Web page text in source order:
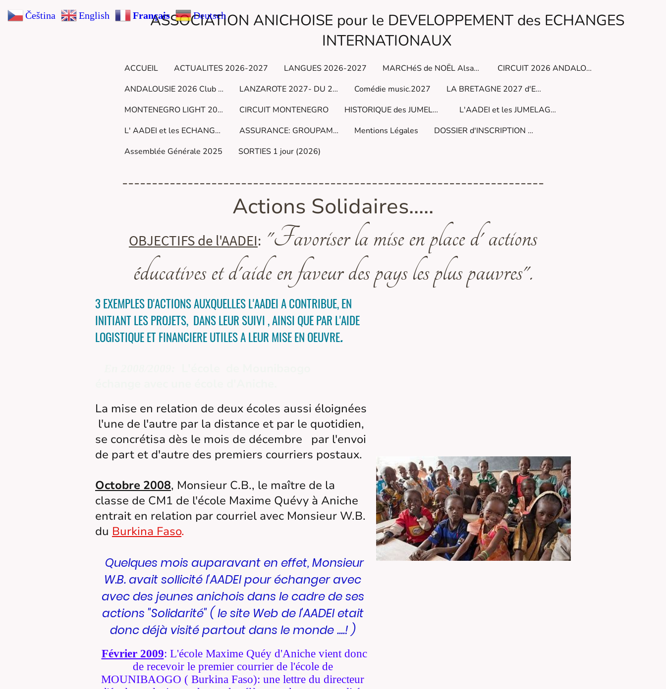
ASSOCIATION ANICHOISE pour le DEVELOPPEMENT des ECHANGES
INTERNATIONAUX
ACCUEIL ACTUALITES 2026-2027 LANGUES 2026-2027 MARCHéS de NOËL Alsaciens
CIRCUIT 2026 ANDALOUSIE
ANDALOUSIE 2026 Club Marmara
LANZAROTE 2027- DU 23 au 30 JAN Comédie music.2027
LA BRETAGNE 2027 d'EST en OUEST
MONTENEGRO LIGHT 2027
CIRCUIT MONTENEGRO HISTORIQUE des JUMELAGES du début à cejour
L'AADEI et les JUMELAGES
L' AADEI et les ECHANGES INTERNATIONAUX
ASSURANCE: GROUPAMA COHESION ARCANGE Mentions Légales
DOSSIER d'INSCRIPTION à l'AADEI ( à imprimer)
Assemblée Générale 2025
SORTIES 1 jour (2026)
3 EXEMPLES D'ACTIONS AUXQUELLES L'AADEI A CONTRIBUE, EN
INITIANT LES PROJETS, DANS LEUR SUIVI , AINSI QUE PAR L'AIDE
LOGISTIQUE ET FINANCIERE UTILES A LEUR MISE EN OEUVRE.
La mise en relation de deux écoles aussi éloignées
l'une de l'autre par la distance et par le quotidien,
se concrétisa dès le mois de décembre par l'envoi
de part et d'autre des premiers courriers postaux.
Octobre 2008, Monsieur C.B., le maître de la
classe de CM1 de l'école Maxime Quévy à Aniche
entrait en relation par courriel avec Monsieur W.B.
du Burkina Faso.
Quelques mois auparavant en effet, Monsieur
W.B. avait sollicité l'AADEI pour échanger avec
avec des jeunes anichois dans le cadre de ses
actions "Solidarité" ( le site Web de l'AADEI etait
donc déjà visité partout dans le monde ....! )
Février 2009: L'école Maxime Quéy d'Aniche vient donc
de recevoir le premier courrier de l'école de
MOUNIBAOGO ( Burkina Faso): une lettre du directeur
-----------------------------------------------------------------------
Actions Solidaires.....
OBJECTIFS de l'AADEI: "Favoriser la mise en place d' actions
éducatives et d'aide en faveur des pays les plus pauvres".
Čeština‎ English Français Deutsch